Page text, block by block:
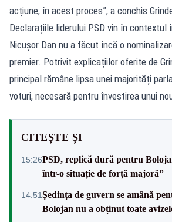
acțiune, în acest proces”, a conchis
Declarațiile liderului PSD vin în contextul
Nicușor Dan nu a făcut încă o
premier. Potrivit explicațiilor oferite de
principal rămâne lipsa unei majorități
voturi, necesară pentru învestirea unui
CITEȘTE ȘI
15:26PSD, replică dură pentru
într-o situație de forță majoră”
14:51Ședința de guvern se amână
Bolojan nu a obținut toate